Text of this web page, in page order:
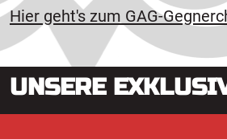
Hier geht's zum GAG-
UNSERE